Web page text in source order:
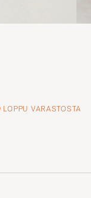
LOPPU VARASTOSTA